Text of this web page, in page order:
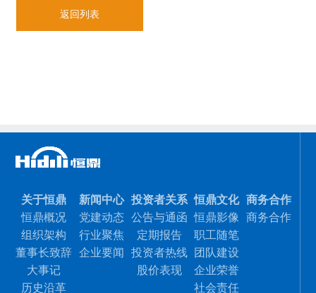
返回列表
关于恒鼎
恒鼎概况
组织架构
董事长致辞
大事记
历史沿革
新闻中心
党建动态
行业聚焦
企业要闻
投资者关系
公告与通函
定期报告
投资者热线
股价表现
恒鼎文化
恒鼎影像
职工随笔
团队建设
企业荣誉
社会责任
商务合作
商务合作